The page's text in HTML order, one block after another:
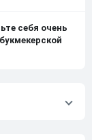
себя очень